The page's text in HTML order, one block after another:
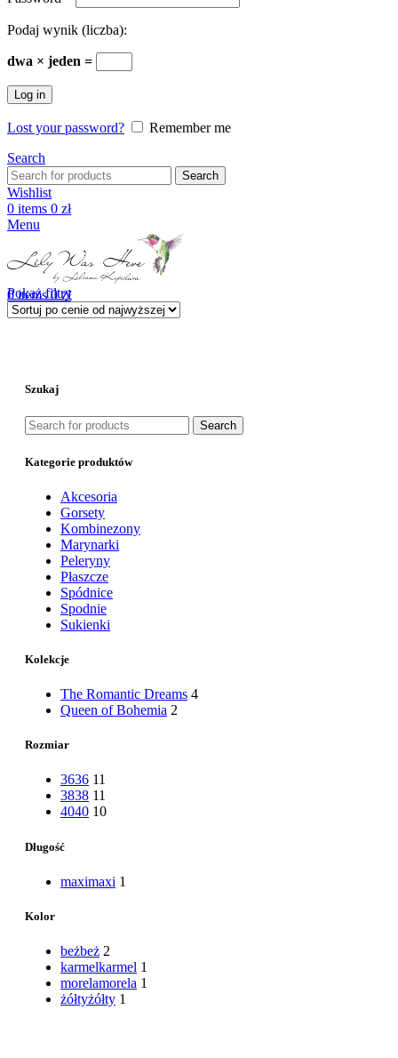
Podaj wynik (liczba):
dwa × jeden =
Log in
Lost your password?
Remember me
Search
Search
Wishlist
0 items 0 zł
Menu
0items 0zł
Pokaż filtry
Szukaj
Search
Kategorie produktów
Akcesoria
Gorsety
Kombinezony
Marynarki
Peleryny
Płaszcze
Spódnice
Spodnie
Sukienki
Kolekcje
The Romantic Dreams 4
Queen of Bohemia 2
Rozmiar
3636 11
3838 11
4040 10
Długość
maximaxi 1
Kolor
beżbeż 2
karmelkarmel 1
morelamorela 1
żółtyżółty 1